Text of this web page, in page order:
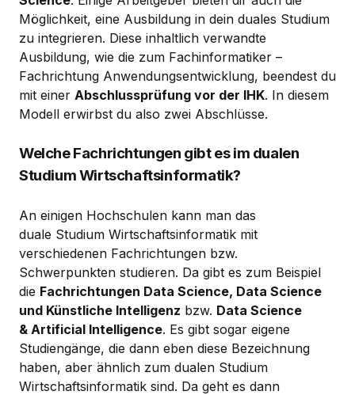
Möglichkeit, eine Ausbildung in dein duales Studium
zu integrieren. Diese inhaltlich verwandte
Ausbildung, wie die zum Fachinformatiker –
Fachrichtung Anwendungsentwicklung, beendest du
mit einer Abschlussprüfung vor der IHK. In diesem
Modell erwirbst du also zwei Abschlüsse.
Welche Fachrichtungen gibt es im dualen
Studium Wirtschaftsinformatik?
An einigen Hochschulen kann man das
duale Studium Wirtschaftsinformatik mit
verschiedenen Fachrichtungen bzw.
Schwerpunkten studieren. Da gibt es zum Beispiel
die Fachrichtungen Data Science, Data Science
und Künstliche Intelligenz bzw. Data Science
& Artificial Intelligence. Es gibt sogar eigene
Studiengänge, die dann eben diese Bezeichnung
haben, aber ähnlich zum dualen Studium
Wirtschaftsinformatik sind. Da geht es dann